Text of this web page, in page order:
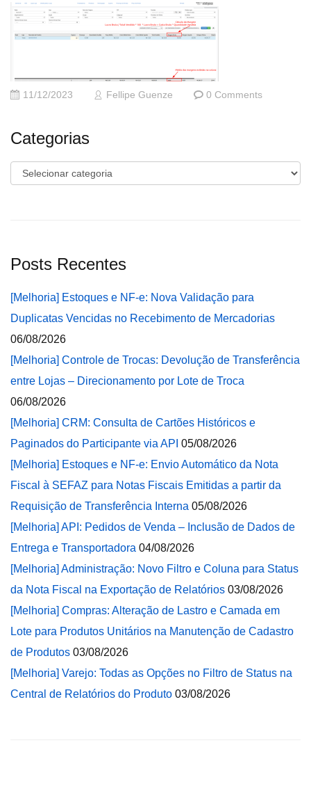
11/12/2023 Fellipe Guenze 0 Comments
Categorias
Categorias
Posts Recentes
[Melhoria] Estoques e NF-e: Nova Validação para
Duplicatas Vencidas no Recebimento de Mercadorias
06/08/2026
[Melhoria] Controle de Trocas: Devolução de Transferência
entre Lojas – Direcionamento por Lote de Troca
06/08/2026
[Melhoria] CRM: Consulta de Cartões Históricos e
Paginados do Participante via API 05/08/2026
[Melhoria] Estoques e NF-e: Envio Automático da Nota
Fiscal à SEFAZ para Notas Fiscais Emitidas a partir da
Requisição de Transferência Interna 05/08/2026
[Melhoria] API: Pedidos de Venda – Inclusão de Dados de
Entrega e Transportadora 04/08/2026
[Melhoria] Administração: Novo Filtro e Coluna para Status
da Nota Fiscal na Exportação de Relatórios 03/08/2026
[Melhoria] Compras: Alteração de Lastro e Camada em
Lote para Produtos Unitários na Manutenção de Cadastro
de Produtos 03/08/2026
[Melhoria] Varejo: Todas as Opções no Filtro de Status na
Central de Relatórios do Produto 03/08/2026